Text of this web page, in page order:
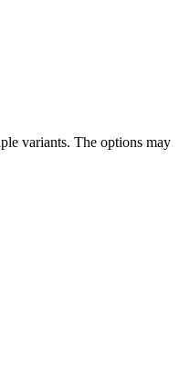
variants. The options may